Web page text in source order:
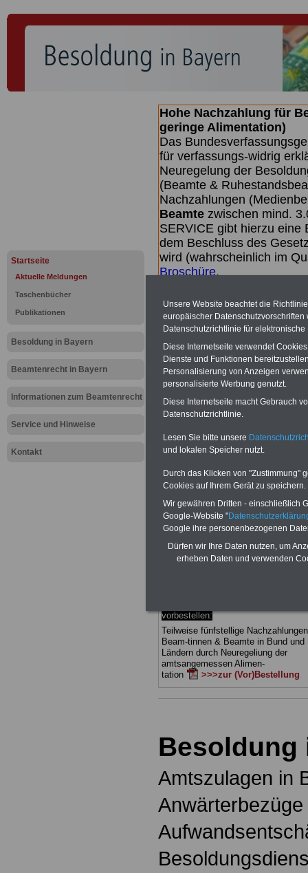
Startseite
Aktuelle Meldungen
Taschenbücher
Publikationen
Besoldung in Bayern
Beamtenrecht in Bayern
Informationen zum Beamtenrecht
Service und Hinweise
Kontakt
Hohe Nachzahlung für
geringe Alimentation)
Das
für verfassungs-widrig
Neuregelung der
(Beamte &
Nachzahlungen
Beamte zwischen mind.
SERVICE gibt hierzu eine
dem Beschluss des
wird (wahrscheinlich im
Broschüre.
Meldung
Konzept
unterliegt
BEHÖRDEN-ABO
mit drei
nur 25,00 Euro: Wissenswertes für
Beamtinnen und Beamte,
sorgungsrecht (Bund/Länder) sowie
Beihilferecht in Bund und Ländern.
drei Ratgeber sind übersichtlich
und erläutern auch komplizierte
Sachverhalte ver-ständlich (auch für
Mitarbeiterinnen und Mitarbeiter
vorbestellen:
Teilweise fünfstellige
Beam-tinnen & Beamte in Bund und
Ländern durch Neuregeliung der
amtsangemessen Alimen-
tation
>>>zur (Vor)Bestellung
Besoldung
Amtszulagen in
Unsere Website beachtet die
europäischer
Datenschutzrichtlinie für
Diese Internetseite verwendet
Dienste und Funktionen
Personalisierung von Anzeigen
personalisierte Werbung genutzt.
Diese Internetseite macht Gebrauch
Datenschutzrichtlinie.
Lesen Sie bitte unsere
und lokalen Speicher nutzt.
Durch das Klicken von "Zustimmung"
Cookies auf Ihrem Gerät zu speichern.
Wir gewähren Dritten - einschließlich
Google-Website "
Google ihre personenbezogenen
Dürfen wir Ihre Daten nutzen, um
erheben Daten und verwenden